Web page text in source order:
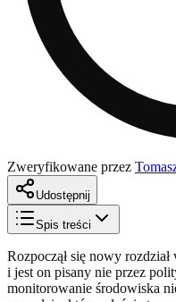
Zweryfikowane przez
Udostępnij
Spis treści
Rozpoczął się nowy
i jest on pisany nie przez
monitorowanie środowiska